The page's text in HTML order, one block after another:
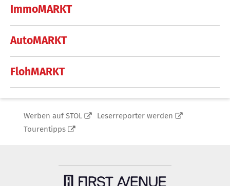
ImmoMARKT
AutoMARKT
FlohMARKT
Werben auf STOL
Leserreporter werden
Tourentipps